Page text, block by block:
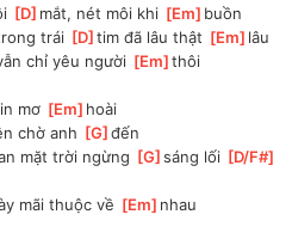
[D ]mắt, nét môi khi [Em ]buồn
trái [D ]tim đã lâu thật [Em ]lâu
chỉ yêu người [Em ]thôi
mơ [Em ]hoài
chờ anh [G ]
đến
mặt trời ngừng [G ]
sáng lối [D/F#
mãi thuộc về [Em ]nhau